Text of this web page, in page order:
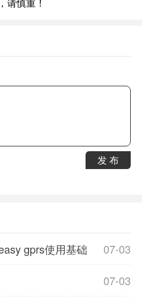
发 布
07-03
gprs使用基础
07-03